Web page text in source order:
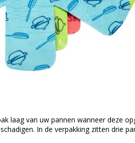
laag van uw pannen wanneer deze
In de verpakking zitten drie